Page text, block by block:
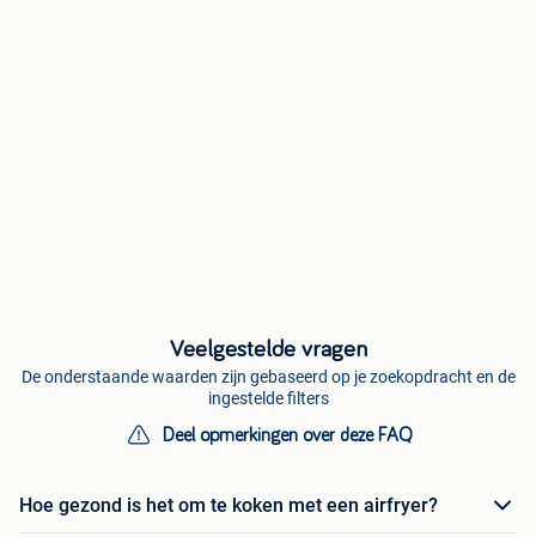
Veelgestelde vragen
De onderstaande waarden zijn gebaseerd op je zoekopdracht en de
ingestelde filters
Deel opmerkingen over deze FAQ
Hoe gezond is het om te koken met een airfryer?